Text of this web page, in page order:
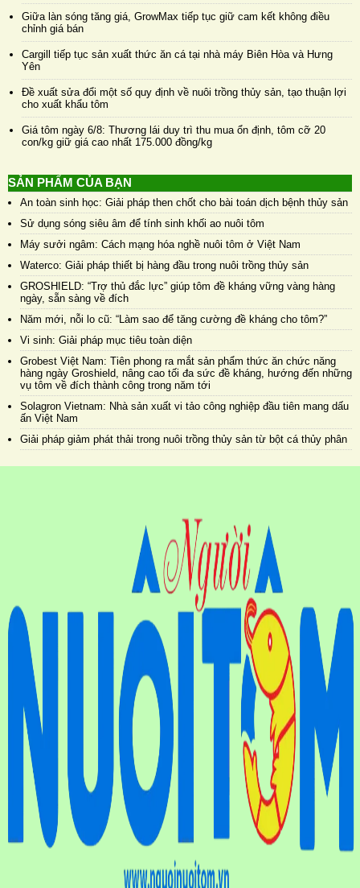
Giữa làn sóng tăng giá, GrowMax tiếp tục giữ cam kết không điều
chỉnh giá bán
Cargill tiếp tục sản xuất thức ăn cá tại nhà máy Biên Hòa và Hưng
Yên
Đề xuất sửa đổi một số quy định về nuôi trồng thủy sản, tạo thuận lợi
cho xuất khẩu tôm
Giá tôm ngày 6/8: Thương lái duy trì thu mua ổn định, tôm cỡ 20
con/kg giữ giá cao nhất 175.000 đồng/kg
SẢN PHẨM CỦA BẠN
An toàn sinh học: Giải pháp then chốt cho bài toán dịch bệnh thủy sản
Sử dụng sóng siêu âm để tính sinh khối ao nuôi tôm
Máy sưởi ngâm: Cách mạng hóa nghề nuôi tôm ở Việt Nam
Waterco: Giải pháp thiết bị hàng đầu trong nuôi trồng thủy sản
GROSHIELD: “Trợ thủ đắc lực” giúp tôm đề kháng vững vàng hàng
ngày, sẵn sàng về đích
Năm mới, nỗi lo cũ: “Làm sao để tăng cường đề kháng cho tôm?”
Vi sinh: Giải pháp mục tiêu toàn diện
Grobest Việt Nam: Tiên phong ra mắt sản phẩm thức ăn chức năng
hàng ngày Groshield, nâng cao tối đa sức đề kháng, hướng đến những
vụ tôm về đích thành công trong năm tới
Solagron Vietnam: Nhà sản xuất vi tảo công nghiệp đầu tiên mang dấu
ấn Việt Nam
Giải pháp giảm phát thải trong nuôi trồng thủy sản từ bột cá thủy phân